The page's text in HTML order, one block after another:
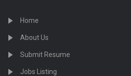
Home
About Us
Submit Resume
Jobs Listing